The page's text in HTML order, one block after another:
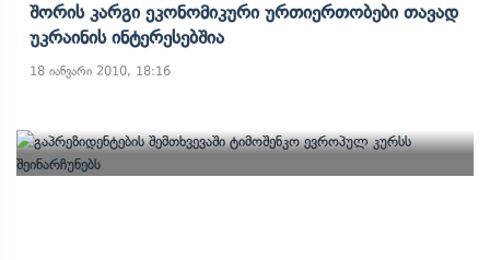
Შორის Კარგი Ეკონომიკური Ურთიერთობები Თავად
Უკრაინის Ინტერესებშია
18 იანვარი 2010, 18:16